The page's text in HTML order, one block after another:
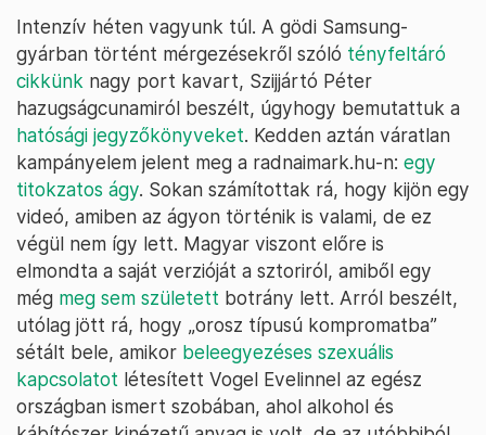
Intenzív héten vagyunk túl. A gödi Samsung-
gyárban történt mérgezésekről szóló tényfeltáró
cikkünk nagy port kavart, Szijjártó Péter
hazugságcunamiról beszélt, úgyhogy bemutattuk a
hatósági jegyzőkönyveket. Kedden aztán váratlan
kampányelem jelent meg a radnaimark.hu-n: egy
titokzatos ágy. Sokan számítottak rá, hogy kijön egy
videó, amiben az ágyon történik is valami, de ez
végül nem így lett. Magyar viszont előre is
elmondta a saját verzióját a sztoriról, amiből egy
még meg sem született botrány lett. Arról beszélt,
utólag jött rá, hogy „orosz típusú kompromatba”
sétált bele, amikor beleegyezéses szexuális
kapcsolatot létesített Vogel Evelinnel az egész
országban ismert szobában, ahol alkohol és